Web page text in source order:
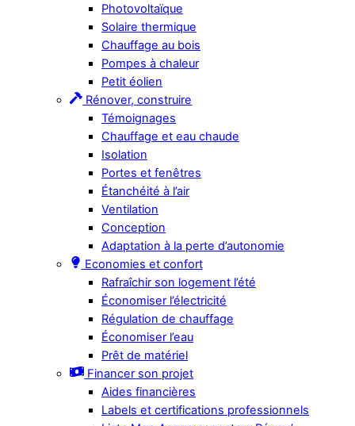
Photovoltaïque
Solaire thermique
Chauffage au bois
Pompes à chaleur
Petit éolien
Rénover, construire
Témoignages
Chauffage et eau chaude
Isolation
Portes et fenêtres
Étanchéité à l’air
Ventilation
Conception
Adaptation à la perte d’autonomie
Economies et confort
Rafraîchir son logement l’été
Économiser l’électricité
Régulation de chauffage
Économiser l’eau
Prêt de matériel
Financer son projet
Aides financières
Labels et certifications professionnels